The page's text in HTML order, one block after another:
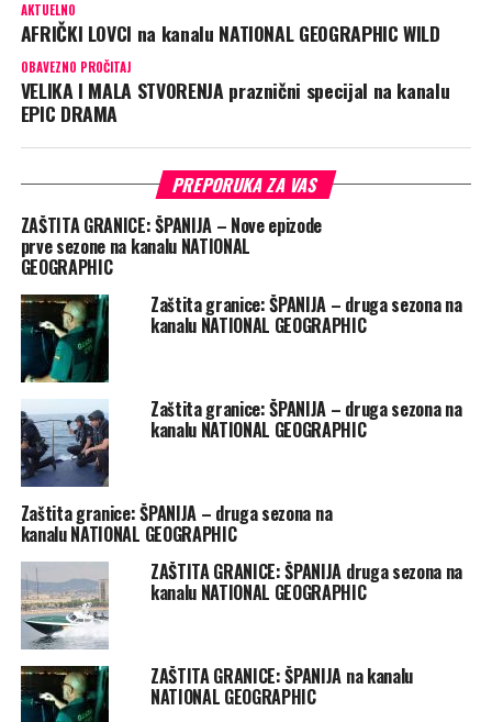
AKTUELNO
AFRIČKI LOVCI na kanalu NATIONAL GEOGRAPHIC WILD
OBAVEZNO PROČITAJ
VELIKA I MALA STVORENJA praznični specijal na kanalu
EPIC DRAMA
PREPORUKA ZA VAS
ZAŠTITA GRANICE: ŠPANIJA – Nove epizode
prve sezone na kanalu NATIONAL
GEOGRAPHIC
Zaštita granice: ŠPANIJA – druga sezona na
kanalu NATIONAL GEOGRAPHIC
Zaštita granice: ŠPANIJA – druga sezona na
kanalu NATIONAL GEOGRAPHIC
Zaštita granice: ŠPANIJA – druga sezona na
kanalu NATIONAL GEOGRAPHIC
ZAŠTITA GRANICE: ŠPANIJA druga sezona na
kanalu NATIONAL GEOGRAPHIC
ZAŠTITA GRANICE: ŠPANIJA na kanalu
NATIONAL GEOGRAPHIC